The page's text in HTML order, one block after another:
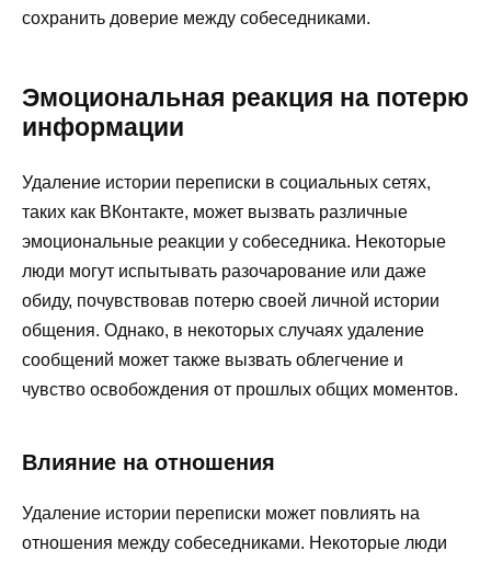
сохранить доверие между собеседниками.
Эмоциональная реакция на потерю
информации
Удаление истории переписки в социальных сетях,
таких как ВКонтакте, может вызвать различные
эмоциональные реакции у собеседника. Некоторые
люди могут испытывать разочарование или даже
обиду, почувствовав потерю своей личной истории
общения. Однако, в некоторых случаях удаление
сообщений может также вызвать облегчение и
чувство освобождения от прошлых общих моментов.
Влияние на отношения
Удаление истории переписки может повлиять на
отношения между собеседниками. Некоторые люди